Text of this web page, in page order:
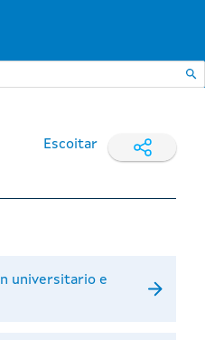
Escoitar
universitario e